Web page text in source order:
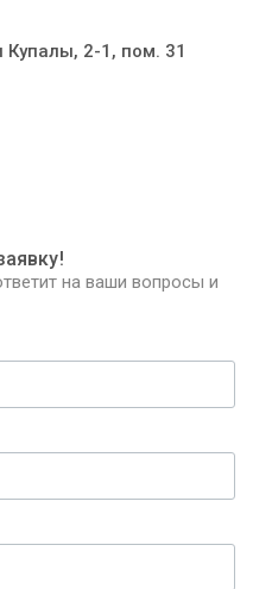
Купалы, 2-1, пом. 31
на ваши вопросы и